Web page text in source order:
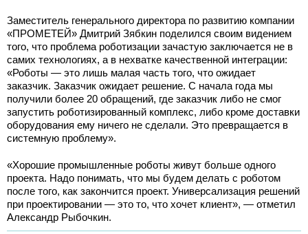
Заместитель генерального директора по развитию компании
«ПРОМЕТЕЙ» Дмитрий Зябкин поделился своим видением
того, что проблема роботизации зачастую заключается не в
самих технологиях, а в нехватке качественной интеграции:
«Роботы — это лишь малая часть того, что ожидает
заказчик. Заказчик ожидает решение. С начала года мы
получили более 20 обращений, где заказчик либо не смог
запустить роботизированный комплекс, либо кроме доставки
оборудования ему ничего не сделали. Это превращается в
системную проблему».
«Хорошие промышленные роботы живут больше одного
проекта. Надо понимать, что мы будем делать с роботом
после того, как закончится проект. Универсализация решений
при проектировании — это то, что хочет клиент», — отметил
Александр Рыбочкин.